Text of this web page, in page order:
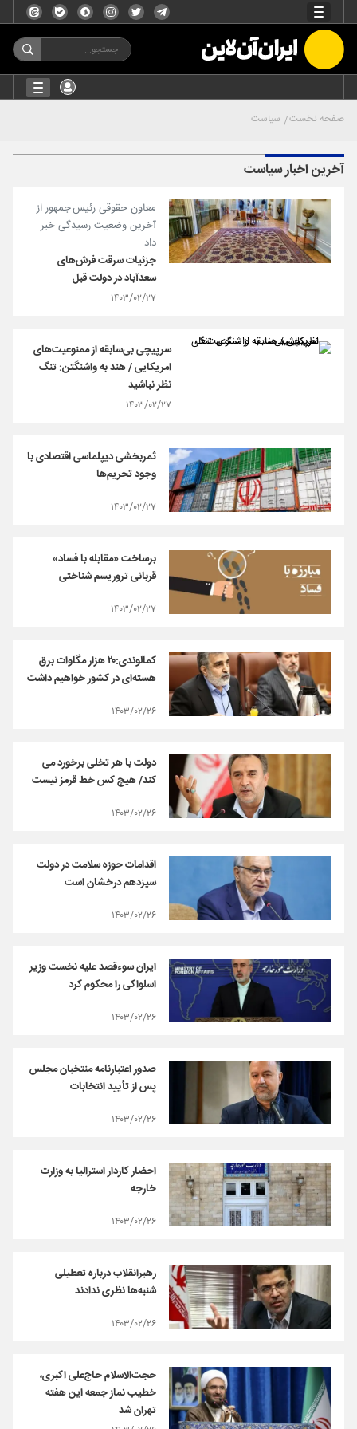
صفحه نخست سیاست
آخرین اخبار سیاست
معاون حقوقی رئیس جمهور از
آخرین وضعیت رسیدگی خبر
داد
جزئیات سرقت فرش‌های
سعدآباد در دولت قبل
۱۴۰۳/۰۲/۲۷
سرپیچی بی‌سابقه از ممنوعیت‌های
امریکایی / هند به واشنگتن: تنگ
نظر نباشید
۱۴۰۳/۰۲/۲۷
ثمربخشی دیپلماسی اقتصادی با
وجود تحریم‌ها
۱۴۰۳/۰۲/۲۷
برساخت «مقابله با فساد»
قربانی تروریسم شناختی
۱۴۰۳/۰۲/۲۷
کمالوندی:۲۰ هزار مگاوات برق
هسته‌ای در کشور خواهیم داشت
۱۴۰۳/۰۲/۲۶
دولت با هر تخلی برخورد می
کند/ هیچ کس خط قرمز نیست
۱۴۰۳/۰۲/۲۶
اقدامات حوزه سلامت در دولت
سیزدهم درخشان است
۱۴۰۳/۰۲/۲۶
ایران سوء‌قصد علیه نخست وزیر
اسلواکی را محکوم کرد
۱۴۰۳/۰۲/۲۶
صدور اعتبارنامه منتخبان مجلس
پس از تأیید انتخابات
۱۴۰۳/۰۲/۲۶
احضار کاردار استرالیا به وزارت
خارجه
۱۴۰۳/۰۲/۲۶
رهبرانقلاب درباره تعطیلی
شنبه‌ها نظری ندادند
۱۴۰۳/۰۲/۲۶
حجت‌الاسلام حاج‌علی اکبری،
خطیب نماز جمعه این هفته
تهران شد